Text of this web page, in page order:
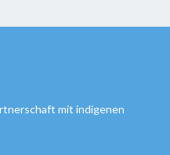
mit indigenen